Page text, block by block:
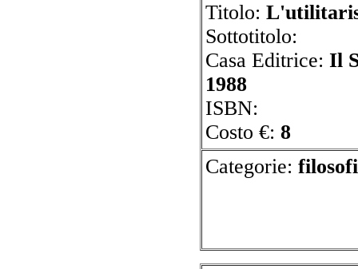
Titolo:
Sottotitolo:
Casa Editrice:Il
1988
ISBN:
Costo €:8
Categorie: